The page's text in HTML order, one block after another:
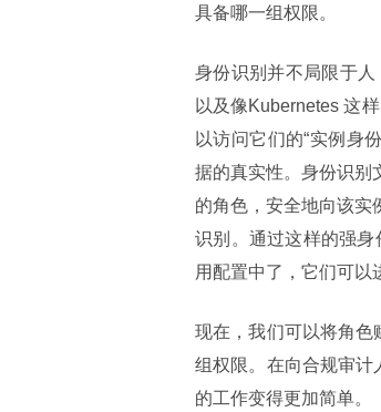
具备哪一组权限。
身份识别并不局限于
以及像Kubernetes 这
以访问它们的“实例身
据的真实性。身份识别
的角色，安全地向该实
识别。通过这样的强
用配置中了，它们可以
现在，我们可以将角色
组权限。在向合规审计
的工作变得更加简单。